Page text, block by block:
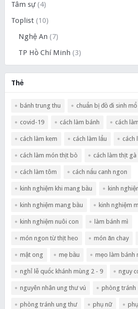
Tâm sự(4)
Toplist(10)
Nghệ An (7)
TP Hồ Chí Minh (3)
Thẻ
bánh trung thu chuẩn bị đồ đi sinh mổ
covid-19 cách làm bánh cách
cách làm kem cách làm lẩu cách
cách làm món thịt bò cách làm thịt gà
cách làm tôm cách nấu canh ngon
kinh nghiệm khi mang bầu kinh
kinh nghiệm mang bầu kinh nghiệm
kinh nghiệm nuôi con làm bánh mì
món ngon từ thịt heo món ăn chay
mật ong mẹ bầu mẹo làm bánh
nghỉ lễ quốc khánh mùng 2 - 9 nguy
nguyên nhân ung thư vú phòng tránh
phòng tránh ung thư phụ nữ